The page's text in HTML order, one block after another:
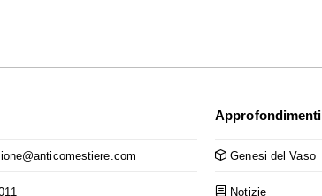
Approfondimenti
Genesi del Vaso
Notizie